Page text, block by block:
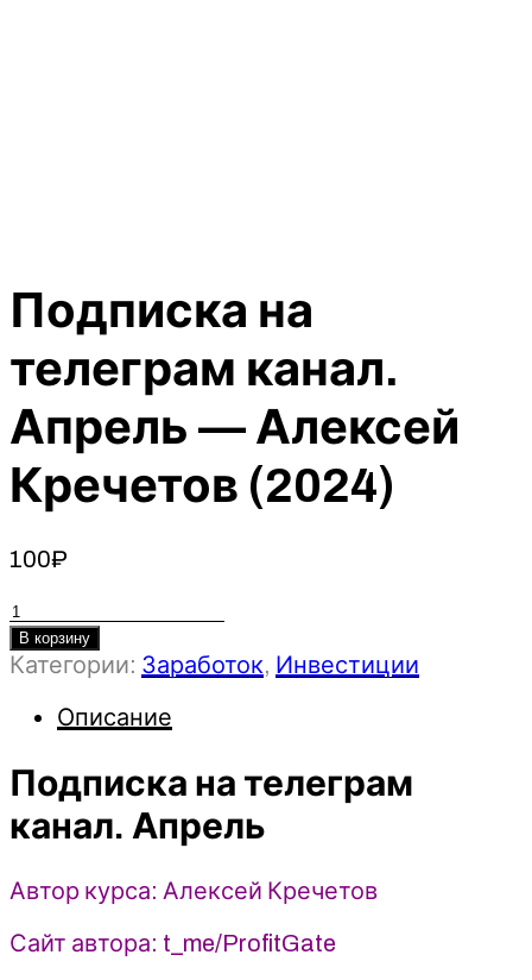
Подписка на
телеграм канал.
Апрель — Алексей
Кречетов (2024)
100₽
Количество
товара
Подписка
телеграм
Апрель
Алексей
(2024)
В корзину
Категории: Заработок, Инвестиции
Описание
Подписка на телеграм
канал. Апрель
Автор курса: Алексей Кречетов
Сайт автора: t_me/ProfitGate